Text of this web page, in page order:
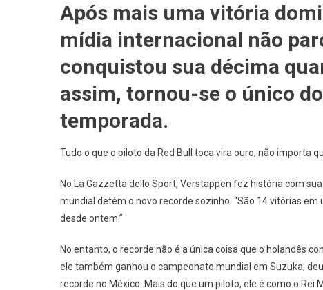
NEWS
F1:
Diz
Um
Mundial
Que
Mais
Perder
Após mais uma vitória
mídia internacional não
conquistou sua décima
assim, tornou-se o único
temporada.
Tudo o que o piloto da Red Bull toca vira ouro, não importa
No La Gazzetta dello Sport, Verstappen fez história com
mundial detém o novo recorde sozinho. “São 14 vitórias
desde ontem.”
No entanto, o recorde não é a única coisa que o holandês
ele também ganhou o campeonato mundial em Suzuka,
recorde no México. Mais do que um piloto, ele é como o